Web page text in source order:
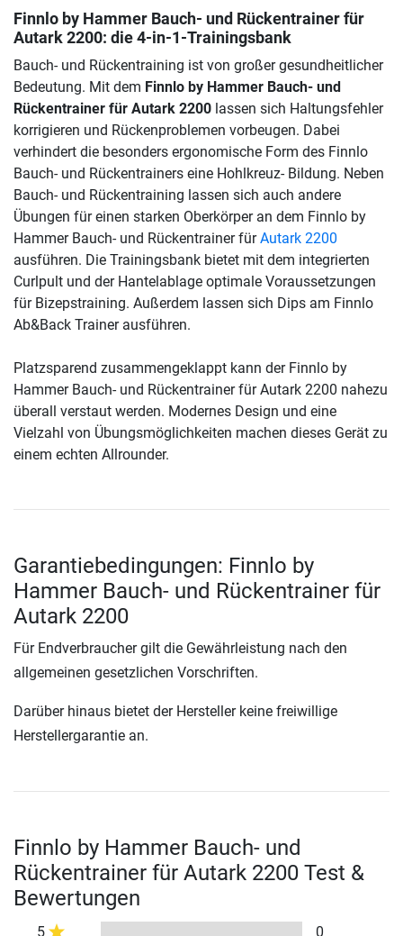
Finnlo by Hammer Bauch- und Rückentrainer für
Autark 2200: die 4-in-1-Trainingsbank
Bauch- und Rückentraining ist von großer gesundheitlicher
Bedeutung. Mit dem Finnlo by Hammer Bauch- und
Rückentrainer für Autark 2200 lassen sich Haltungsfehler
korrigieren und Rückenproblemen vorbeugen. Dabei
verhindert die besonders ergonomische Form des Finnlo
Bauch- und Rückentrainers eine Hohlkreuz- Bildung. Neben
Bauch- und Rückentraining lassen sich auch andere
Übungen für einen starken Oberkörper an dem Finnlo by
Hammer Bauch- und Rückentrainer fürAutark 2200
ausführen. Die Trainingsbank bietet mit dem integrierten
Curlpult und der Hantelablage optimale Voraussetzungen
für Bizepstraining. Außerdem lassen sich Dips am Finnlo
Ab&Back Trainer ausführen.
Platzsparend zusammengeklappt kann der Finnlo by
Hammer Bauch- und Rückentrainer für Autark 2200 nahezu
überall verstaut werden. Modernes Design und eine
Vielzahl von Übungsmöglichkeiten machen dieses Gerät zu
einem echten Allrounder.
Garantiebedingungen: Finnlo by
Hammer Bauch- und Rückentrainer für
Autark 2200
Für Endverbraucher gilt die Gewährleistung nach den
allgemeinen gesetzlichen Vorschriften.
Darüber hinaus bietet der Hersteller keine freiwillige
Herstellergarantie an.
Finnlo by Hammer Bauch- und
Rückentrainer für Autark 2200 Test &
Bewertungen
5 0